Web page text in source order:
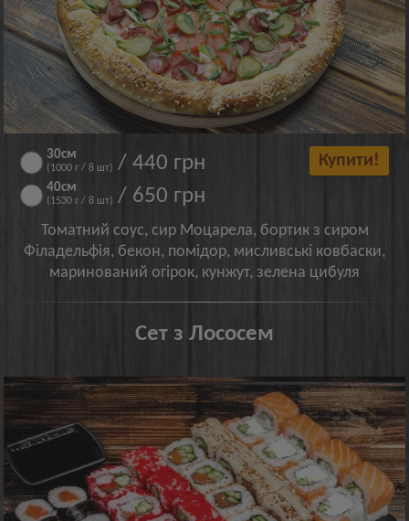
30см
(1000 г / 8 шт) / 440 грн
40см
(1530 г / 8 шт) / 650 грн
Купити!
Томатний соус, сир Моцарела, бортик з сиром
Філадельфія, бекон, помідор, мисливські ковбаски,
маринований огірок, кунжут, зелена цибуля
Сет з Лососем